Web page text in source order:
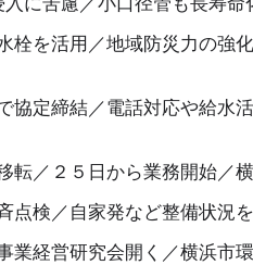
栓を活用／地域防災力の強
協定締結／電話対応や給水
転／２５日から業務開始／
点検／自家発など整備状況
業経営研究会開く／横浜市